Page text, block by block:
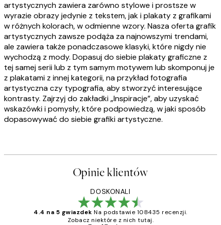
artystycznych zawiera zarówno stylowe i prostsze w
wyrazie obrazy jedynie z tekstem, jak i plakaty z grafikami
w różnych kolorach, w odmienne wzory. Nasza oferta grafik
artystycznych zawsze podąża za najnowszymi trendami,
ale zawiera także ponadczasowe klasyki, które nigdy nie
wychodzą z mody. Dopasuj do siebie plakaty graficzne z
tej samej serii lub z tym samym motywem lub skomponuj je
z plakatami z innej kategorii, na przykład fotografia
artystyczna czy typografia, aby stworzyć interesujące
kontrasty. Zajrzyj do zakładki „Inspiracje”, aby uzyskać
wskazówki i pomysły, które podpowiedzą, w jaki sposób
dopasowywać do siebie grafiki artystyczne.
Opinie klientów
DOSKONALI
4.4 na 5 gwiazdek Na podstawie 108435 recenzji.
Zobacz niektóre z nich tutaj.